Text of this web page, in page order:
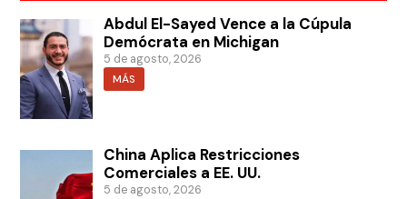
Abdul El-Sayed Vence a la Cúpula
Demócrata en Michigan
5 de agosto, 2026
MÁS
China Aplica Restricciones
Comerciales a EE. UU.
5 de agosto, 2026